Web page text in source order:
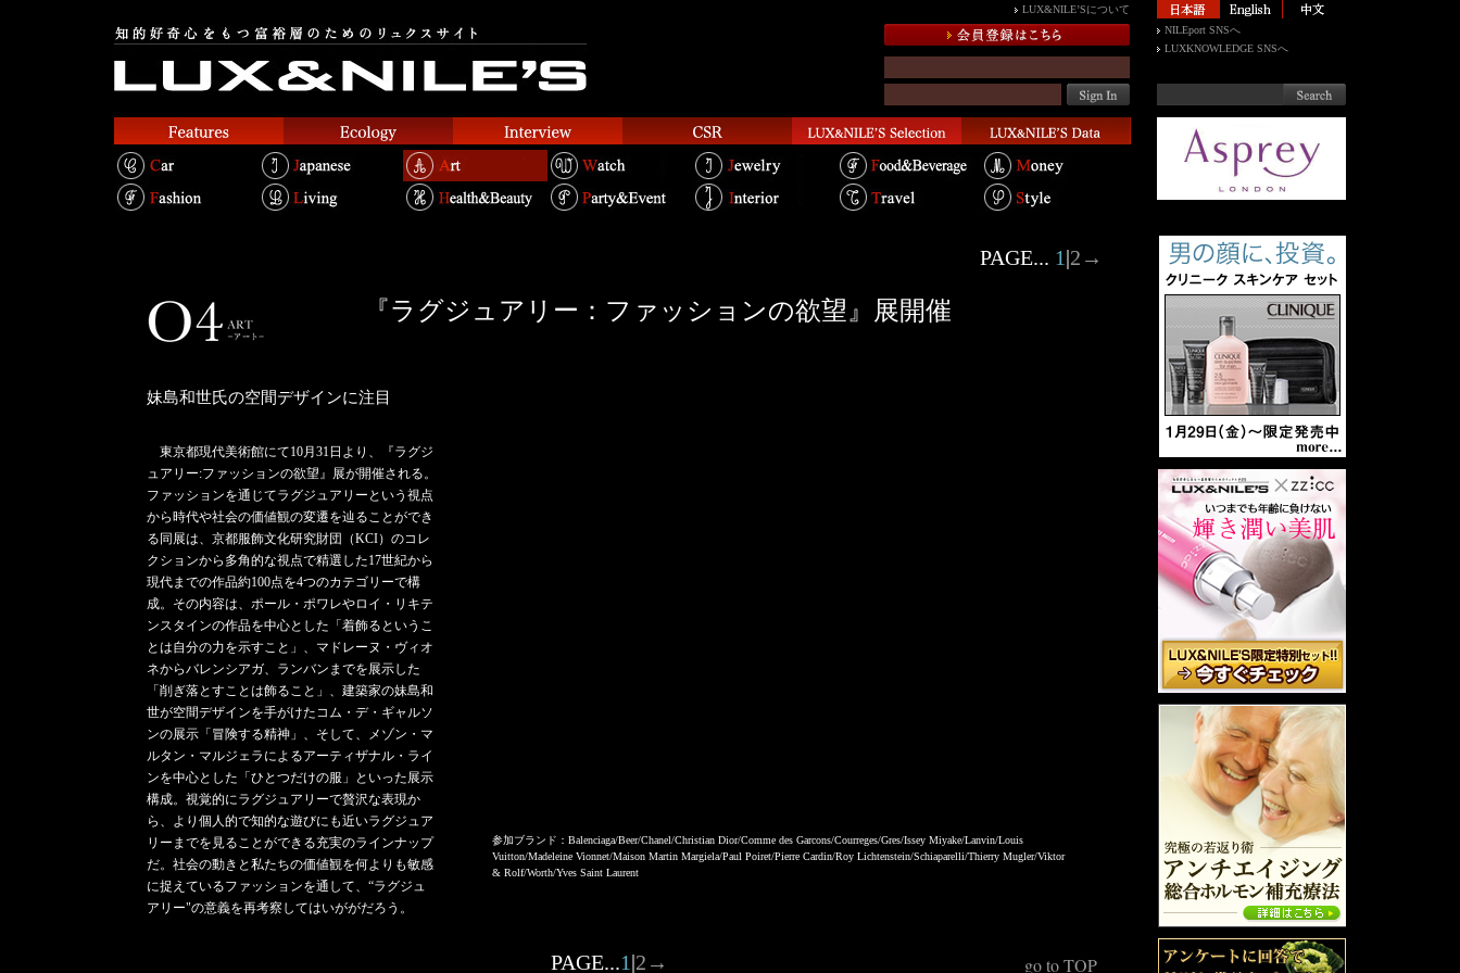
LUX&NILE’Sについて
NILEport SNSへ
LUXKNOWLEDGE SNSへ
PAGE... 1|2 →
『ラグジュアリー：ファッションの欲望』展開催
妹島和世氏の空間デザインに注目
東京都現代美術館にて10月31日より、『ラグジ
ュアリー:ファッションの欲望』展が開催される。
ファッションを通じてラグジュアリーという視点
から時代や社会の価値観の変遷を辿ることができ
る同展は、京都服飾文化研究財団（KCI）のコレ
クションから多角的な視点で精選した17世紀から
現代までの作品約100点を4つのカテゴリーで構
成。その内容は、ポール・ポワレやロイ・リキテ
ンスタインの作品を中心とした「着飾るというこ
とは自分の力を示すこと」、マドレーヌ・ヴィオ
ネからバレンシアガ、ランバンまでを展示した
「削ぎ落とすことは飾ること」、建築家の妹島和
世が空間デザインを手がけたコム・デ・ギャルソ
ンの展示「冒険する精神」、そして、メゾン・マ
ルタン・マルジェラによるアーティザナル・ライ
ンを中心とした「ひとつだけの服」といった展示
構成。視覚的にラグジュアリーで贅沢な表現か
ら、より個人的で知的な遊びにも近いラグジュア
リーまでを見ることができる充実のラインナップ
だ。社会の動きと私たちの価値観を何よりも敏感
に捉えているファッションを通して、“ラグジュ
アリー"の意義を再考察してはいががだろう。
参加ブランド：Balenciaga/Beer/Chanel/Christian Dior/Comme des Garcons/Courreges/Gres/Issey Miyake/Lanvin/Louis
Vuitton/Madeleine Vionnet/Maison Martin Margiela/Paul Poiret/Pierre Cardin/Roy Lichtenstein/Schiaparelli/Thierry Mugler/Viktor
& Rolf/Worth/Yves Saint Laurent
go to TOP
PAGE...1|2 →